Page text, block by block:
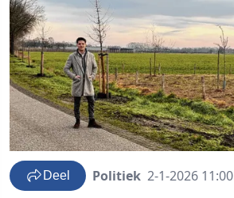
Deel Politiek 2-1-2026 11:00